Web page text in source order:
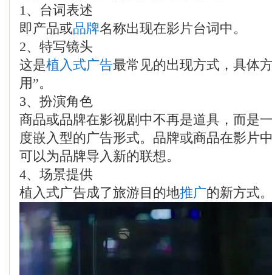
1、台词表述
即产品或品牌名称出现在影片台词中。
2、特写镜头
这是植入式广告最常见的出现方式，具体
用”。
3、扮演角色
商品或品牌在影视剧中不再是道具，而是
度嵌入型的广告形式。品牌或商品在影片
可以为品牌导入新的联想。
4、场景提供
植入式广告成了旅游目的地推广的新方式